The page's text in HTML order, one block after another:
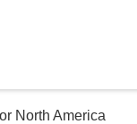
North America